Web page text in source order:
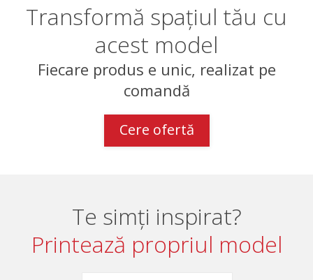
Transformă spațiul tău cu
acest model
Fiecare produs e unic, realizat pe
comandă
Cere ofertă
Te simți inspirat?
Printează propriul model